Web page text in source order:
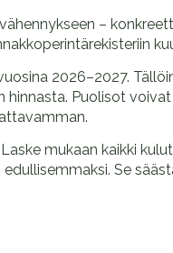
–
2026–2027.
Puolisot
mukaan kaikki
Se